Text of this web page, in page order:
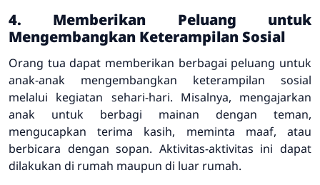
4. Memberikan Peluang untuk
Mengembangkan Keterampilan Sosial
Orang tua dapat memberikan berbagai peluang untuk
anak-anak mengembangkan keterampilan sosial
melalui kegiatan sehari-hari. Misalnya, mengajarkan
anak untuk berbagi mainan dengan teman,
mengucapkan terima kasih, meminta maaf, atau
berbicara dengan sopan. Aktivitas-aktivitas ini dapat
dilakukan di rumah maupun di luar rumah.